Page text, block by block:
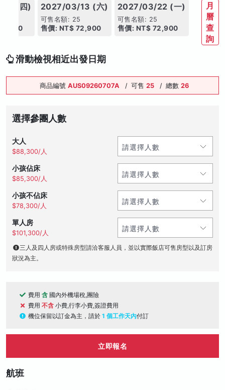
(四) 2027/03/13 (六)
可售名額: 25
售價: NT$ 72,900
2027/03/22 (一)
可售名額: 25
售價: NT$ 72,900
月
曆
查
詢
滑動檢視相近出發日期
商品編號 AUS09260707A / 可售 25 / 總數 26
選擇參團人數
大人
$88,300/人
小孩佔床
$85,300/人
小孩不佔床
$78,300/人
單人房
$101,300/人
三人及四人房或特殊房型請洽客服人員，並以實際飯店可售房型以及訂房
狀況為主。
費用 含 國內外機場稅,團險
費用 不含 小費,行李小費,簽證費用
機位保留以訂金為主，請於 1 個工作天內付訂
立即報名
航班